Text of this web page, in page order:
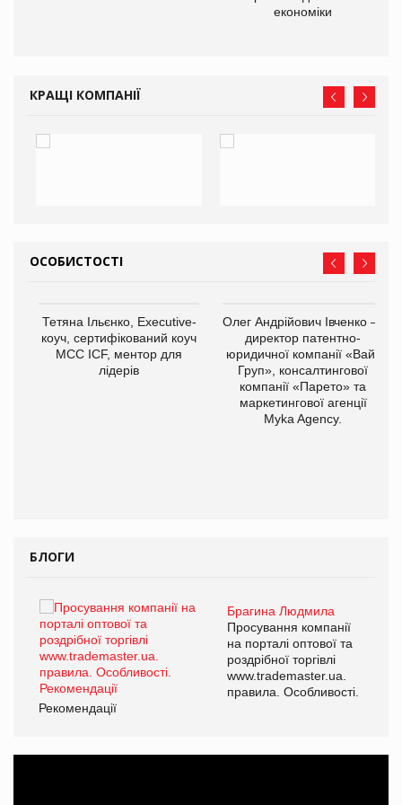
економіки
КРАЩІ КОМПАНІЇ
ОСОБИСТОСТІ
Тетяна Ільєнко, Executive-
коуч, сертифікований коуч
МСС ICF, ментор для
лідерів
Олег Андрійович Івченко —
директор патентно-
юридичної компанії «Вайз
Груп», консалтингової
компанії «Парето» та
маркетингової агенції
Myka Agency.
БЛОГИ
Брагина Людмила
Просування компанії
на порталі оптової та
роздрібної торгівлі
www.trademaster.ua.
правила. Особливості.
Рекомендації